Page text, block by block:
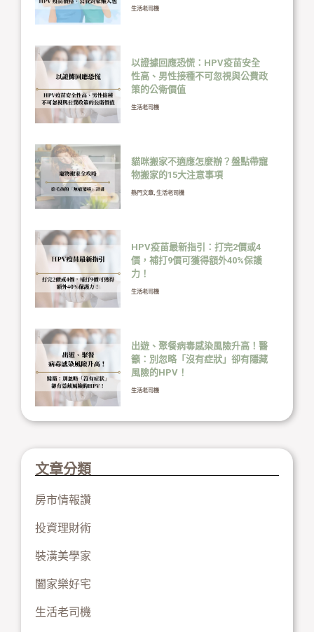
生活老司機
以證據回應恐慌：HPV疫苗安全
性高、男性接種不可忽視與公費政
策的公衛價值
生活老司機
貓咪搬家不適應怎麼辦？盤點帶寵
物搬家的15大注意事項
熱門文章, 生活老司機
HPV疫苗最新指引：打完2價或4
價，補打9價可獲得額外40%保護
力！
生活老司機
出遊、聚餐病毒感染風險升高！醫
籲：別忽略「沒有症狀」卻有隱藏
風險的HPV！
生活老司機
文章分類
房市情報讚
投資理財術
裝潢美學家
闔家樂好宅
生活老司機